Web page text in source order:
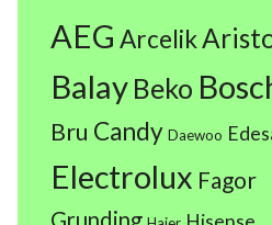
AEG Arcelik
Balay Beko
Bru Candy Daewoo
Electrolux Fagor
Grunding